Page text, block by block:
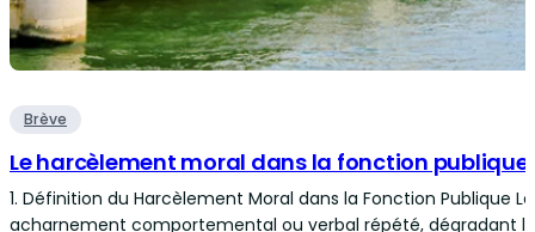
Brève
Le harcèlement moral dans la fonction publique
1. Définition du Harcèlement Moral dans la Fonction Publique
acharnement comportemental ou verbal répété, dégradant